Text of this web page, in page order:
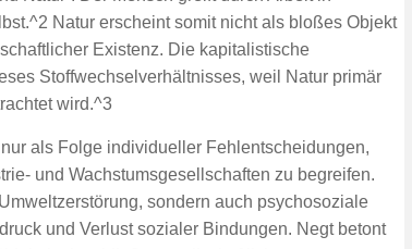
Natur erscheint somit nicht als bloßes Objekt
Existenz. Die kapitalistische
Stoffwechselverhältnisses, weil Natur primär
wird.^3
als Folge individueller Fehlentscheidungen,
und Wachstumsgesellschaften zu begreifen.
sondern auch psychosoziale
und Verlust sozialer Bindungen. Negt betont